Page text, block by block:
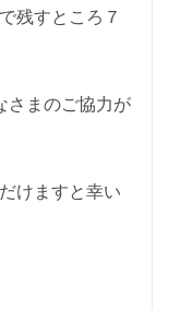
残すところ７
さまのご協力が
けますと幸い